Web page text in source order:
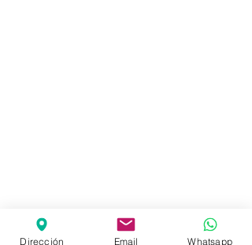
Dirección Email Whatsapp